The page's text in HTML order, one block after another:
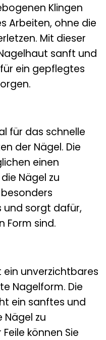
Klingen
Arbeiten, ohne die
Mit dieser
sanft und
ein gepflegtes
für das schnelle
der Nägel. Die
einen
Nägel zu
und sorgt dafür,
Form sind.
ein unverzichtbares
Nagelform. Die
ein sanftes und
Nägel zu
können Sie